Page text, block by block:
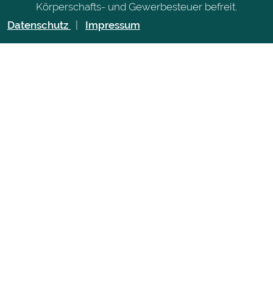
Körperschafts- und Gewerbesteuer befreit.
Datenschutz
Impressum